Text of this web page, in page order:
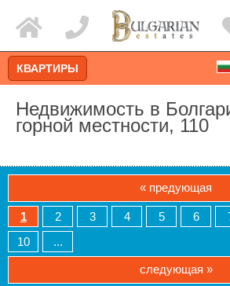
КВАРТИРЫ
Недвижимость в
горной местности, 110
« предующая
1 2 3 4 5 6
10
...
следующая »